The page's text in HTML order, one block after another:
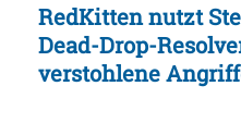
RedKitten nutzt
Dead-Drop-
verstohlene